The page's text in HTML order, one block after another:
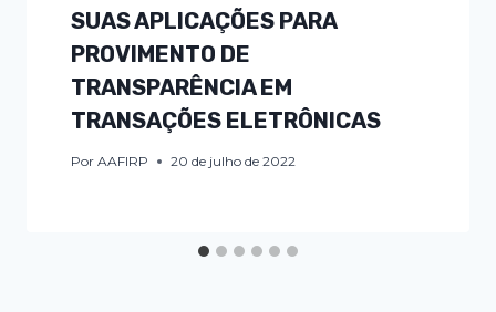
SUAS APLICAÇÕES PARA
PROVIMENTO DE
TRANSPARÊNCIA EM
TRANSAÇÕES ELETRÔNICAS
Por AAFIRP 20 de julho de 2022